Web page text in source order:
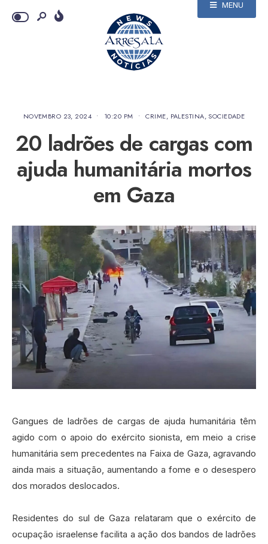
MENU
NOVEMBRO 23, 2024 • 10:20 PM • CRIME, PALESTINA, SOCIEDADE
20 ladrões de cargas com
ajuda humanitária mortos
em Gaza
Gangues de ladrões de cargas de ajuda humanitária têm
agido com o apoio do exército sionista, em meio a crise
humanitária sem precedentes na Faixa de Gaza, agravando
ainda mais a situação, aumentando a fome e o desespero
dos morados deslocados.‍
Residentes do sul de Gaza relataram que o exército de
ocupação israelense facilita a ação dos bandos de ladrões